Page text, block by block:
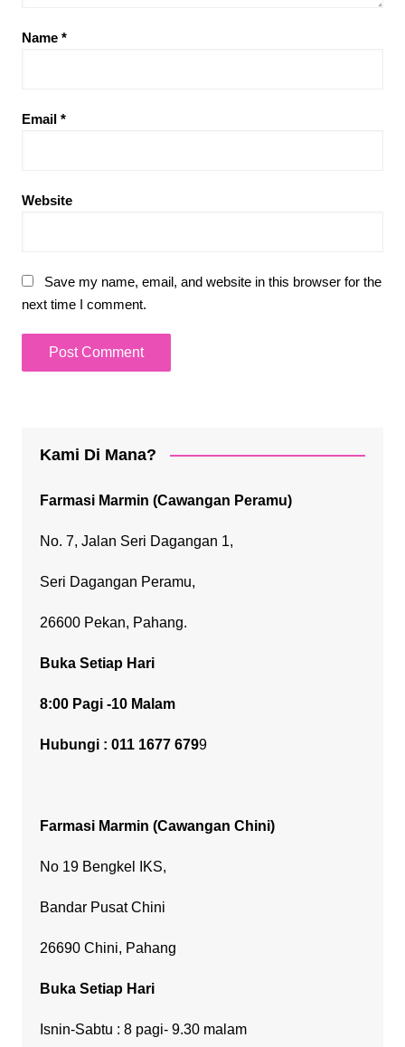
Name *
Email *
Website
Save my name, email, and website in this browser for the
next time I comment.
Kami Di Mana?
Farmasi Marmin (Cawangan Peramu)
No. 7, Jalan Seri Dagangan 1,
Seri Dagangan Peramu,
26600 Pekan, Pahang.
Buka Setiap Hari
8:00 Pagi -10 Malam
Hubungi : 011 1677 6799
Farmasi Marmin (Cawangan Chini)
No 19 Bengkel IKS,
Bandar Pusat Chini
26690 Chini, Pahang
Buka Setiap Hari
Isnin-Sabtu : 8 pagi- 9.30 malam